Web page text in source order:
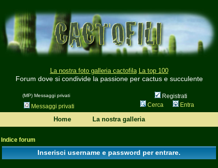
La nostra foto galleria cactofila La top 100
Forum dove si condivide la passione per cactus e succulente
(MP) Messaggi privati
Registrati
Messaggi privati
Cerca Entra
Home La nostra galleria
Indice forum
Inserisci username e password per entrare.